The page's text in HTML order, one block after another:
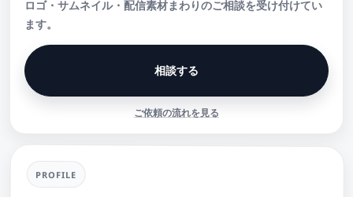
ロゴ・サムネイル・配信素材まわりのご相談を受け付けてい
ます。
相談する
ご依頼の流れを見る
PROFILE